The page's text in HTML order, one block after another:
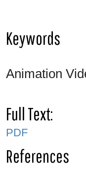
Keywords
Animation
Full Text:
PDF
References